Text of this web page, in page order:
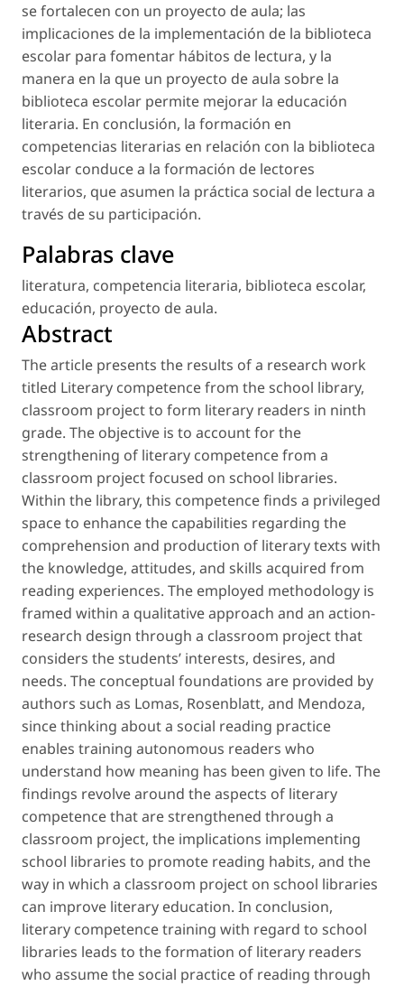
se fortalecen con un proyecto de aula; las
implicaciones de la implementación de la biblioteca
escolar para fomentar hábitos de lectura, y la
manera en la que un proyecto de aula sobre la
biblioteca escolar permite mejorar la educación
literaria. En conclusión, la formación en
competencias literarias en relación con la biblioteca
escolar conduce a la formación de lectores
literarios, que asumen la práctica social de lectura a
través de su participación.
Palabras clave
literatura, competencia literaria, biblioteca escolar,
educación, proyecto de aula.
Abstract
The article presents the results of a research work
titled Literary competence from the school library,
classroom project to form literary readers in ninth
grade. The objective is to account for the
strengthening of literary competence from a
classroom project focused on school libraries.
Within the library, this competence finds a privileged
space to enhance the capabilities regarding the
comprehension and production of literary texts with
the knowledge, attitudes, and skills acquired from
reading experiences. The employed methodology is
framed within a qualitative approach and an action-
research design through a classroom project that
considers the students’ interests, desires, and
needs. The conceptual foundations are provided by
authors such as Lomas, Rosenblatt, and Mendoza,
since thinking about a social reading practice
enables training autonomous readers who
understand how meaning has been given to life. The
findings revolve around the aspects of literary
competence that are strengthened through a
classroom project, the implications implementing
school libraries to promote reading habits, and the
way in which a classroom project on school libraries
can improve literary education. In conclusion,
literary competence training with regard to school
libraries leads to the formation of literary readers
who assume the social practice of reading through